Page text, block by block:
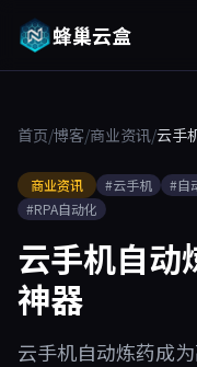
蜂巢云盒
首页/博客/商业资讯/云手
商业资讯 #云手机 #自
#RPA自动化
云手机自动
神器
云手机自动炼药成